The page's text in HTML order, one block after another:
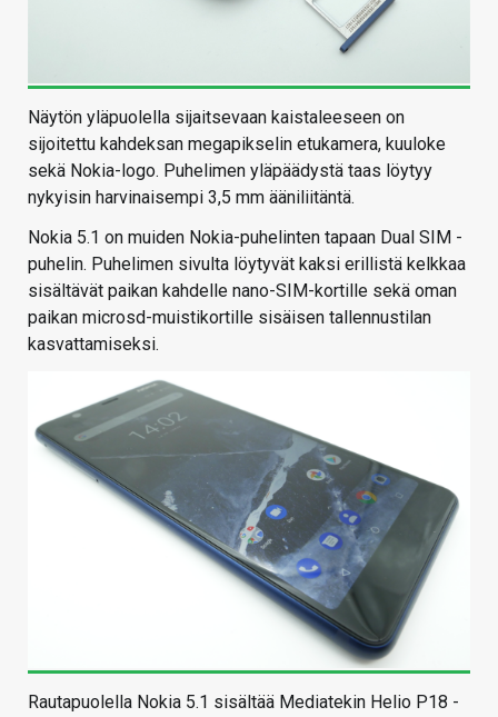
Näytön yläpuolella sijaitsevaan kaistaleeseen on
sijoitettu kahdeksan megapikselin etukamera, kuuloke
sekä Nokia-logo. Puhelimen yläpäädystä taas löytyy
nykyisin harvinaisempi 3,5 mm ääniliitäntä.
Nokia 5.1 on muiden Nokia-puhelinten tapaan Dual SIM -
puhelin. Puhelimen sivulta löytyvät kaksi erillistä kelkkaa
sisältävät paikan kahdelle nano-SIM-kortille sekä oman
paikan microsd-muistikortille sisäisen tallennustilan
kasvattamiseksi.
Rautapuolella Nokia 5.1 sisältää Mediatekin Helio P18 -